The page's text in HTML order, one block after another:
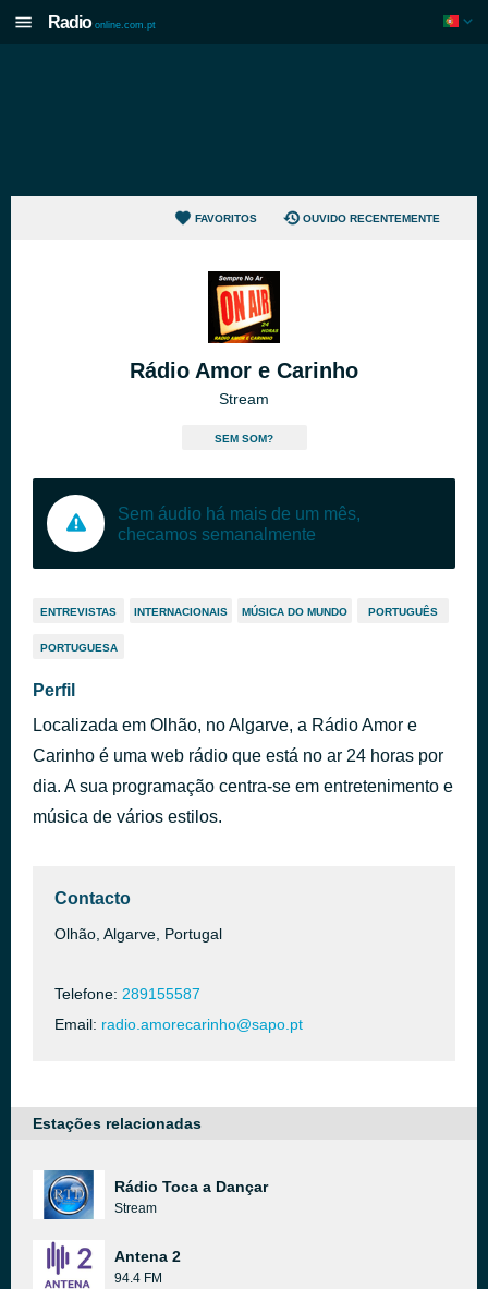
Radio online.com.pt
FAVORITOS OUVIDO RECENTEMENTE
Rádio Amor e Carinho
Stream
SEM SOM?
Sem áudio há mais de um mês,
checamos semanalmente
ENTREVISTAS INTERNACIONAIS MÚSICA DO MUNDO PORTUGUÊS
PORTUGUESA
Perfil
Localizada em Olhão, no Algarve, a Rádio Amor e
Carinho é uma web rádio que está no ar 24 horas por
dia. A sua programação centra-se em entretenimento e
música de vários estilos.
Contacto
Olhão, Algarve, Portugal
Telefone: 289155587
Email: radio.amorecarinho@sapo.pt
Estações relacionadas
Rádio Toca a Dançar
Stream
Antena 2
94.4 FM